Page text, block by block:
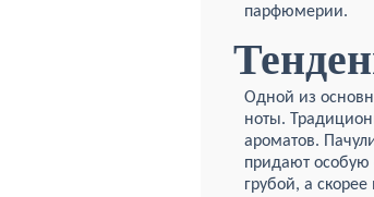
парфюмерии.
Одной из
ноты.
ароматов.
придают
грубой, а